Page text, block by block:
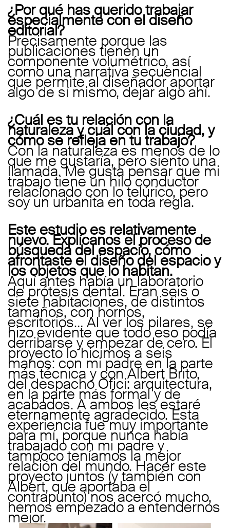
¿Por qué has querido trabajar
especialmente con el diseño
editorial?
Precisamente porque las
publicaciones tienen un
componente volumétrico, así
como una narrativa secuencial
que permite al diseñador aportar
algo de sí mismo, dejar algo ahí.
¿Cuál es tu relación con la
naturaleza y cuál con la ciudad, y
cómo se refleja en tu trabajo?
Con la naturaleza es menos de lo
que me gustaría, pero siento una
llamada. Me gusta pensar que mi
trabajo tiene un hilo conductor
relacionado con lo telúrico, pero
soy un urbanita en toda regla.
Este estudio es relativamente
nuevo. Explícanos el proceso de
búsqueda del espacio, cómo
afrontaste el diseño del espacio y
los objetos que lo habitan.
Aquí antes había un laboratorio
de prótesis dental. Eran seis o
siete habitaciones, de distintos
tamaños, con hornos,
escritorios… Al ver los pilares, se
hizo evidente que todo eso podía
derribarse y empezar de cero. El
proyecto lo hicimos a seis
manos: con mi padre en la parte
más técnica y con Albert Brito,
del despacho Ofici: arquitectura,
en la parte más formal y de
acabados. A ambos les estaré
eternamente agradecido. Esta
experiencia fue muy importante
para mí, porque nunca había
trabajado con mi padre y
tampoco teníamos la mejor
relación del mundo. Hacer este
proyecto juntos (y también con
Albert, que aportaba el
contrapunto) nos acercó mucho,
hemos empezado a entendernos
mejor.